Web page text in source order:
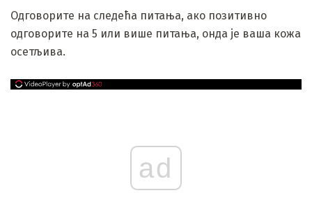
Одговорите на следећа питања, ако позитивно
одговорите на 5 или више питања, онда је ваша кожа
осетљива.
ad